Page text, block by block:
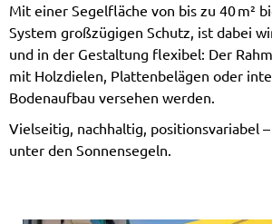
Mit einer Segelfläche von bis zu 40 m²
System großzügigen Schutz, ist dabei
und in der Gestaltung flexibel: Der
mit Holzdielen, Plattenbelägen oder
Bodenaufbau versehen werden.
Vielseitig, nachhaltig, positionsvariabel
unter den Sonnensegeln.